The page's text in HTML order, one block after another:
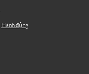
Hành động